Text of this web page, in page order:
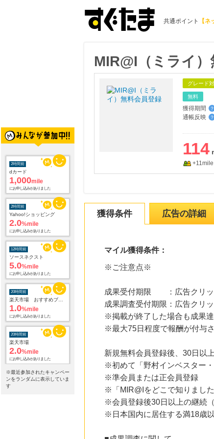
共通ポイント 【ネ
2時間前
dカード
1,000mile
にお申し込みがありました
2時間前
Yahoo!ショッピング
2.0%mile
にお申し込みがありました
12時間前
ソースネクスト
5.0%mile
にお申し込みがありました
20時間前
1.0%mile
にお申し込みがありました
20時間前
楽天市場
2.0%mile
にお申し込みがありました
20時間前
楽天ブックス
※最近参加されたキャンペー
ンをランダムに表示していま
す
MIR@I（ミライ
グレード
無料
獲得期間 ？
通帳反映
？
114
+11mile
獲得条件 広告の詳細
マイル獲得条件：
※ご注意点※
成果受付期限 ：広告クリッ
成果調査受付期限：広告クリ
※掲載が終了した場合も成果
※最大75日程度で報酬が付与さ
新規無料会員登録後、30日以
※初めて「野村インベスター
※準会員または正会員登録
※「MIR@Iをどこで知りまし
※会員登録後30日以上の継続
※日本国内に居住する満18歳